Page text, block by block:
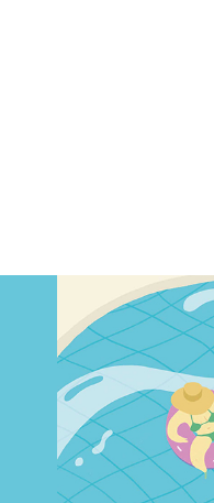
& SALG
FORFATTERE